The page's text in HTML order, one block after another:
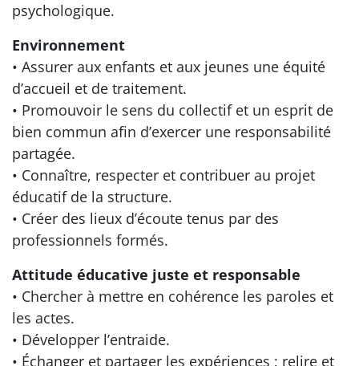
psychologique.
Environnement
• Assurer aux enfants et aux jeunes une équité
d’accueil et de traitement.
• Promouvoir le sens du collectif et un esprit de
bien commun afin d’exercer une responsabilité
partagée.
• Connaître, respecter et contribuer au projet
éducatif de la structure.
• Créer des lieux d’écoute tenus par des
professionnels formés.
Attitude éducative juste et responsable
• Chercher à mettre en cohérence les paroles et
les actes.
• Développer l’entraide.
• Échanger et partager les expériences ; relire et